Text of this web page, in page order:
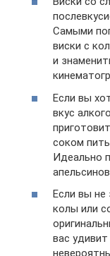
Самыми
виски с
и
Если вы
вкус
соком
Идеально
Если вы не
колы или
вас